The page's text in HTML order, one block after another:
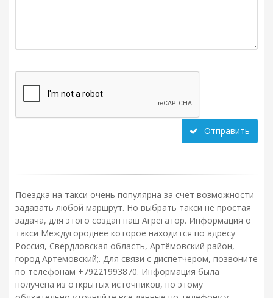
Отправить
Поездка на такси очень популярна за счет возможности
задавать любой маршрут. Но выбрать такси не простая
задача, для этого создан наш Агрегатор. Информация о
такси Междугороднее которое находится по адресу
Россия, Свердловская область, Артёмовский район,
город Артемовский;. Для связи с диспетчером, позвоните
по телефонам +79221993870. Информация была
получена из открытых источников, по этому